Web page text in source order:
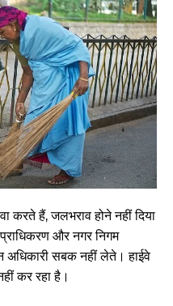
करते हैं, जलभराव होने नहीं दिया
प्राधिकरण और नगर निगम
अधिकारी सबक नहीं लेते। हाईवे
कर रहा है।